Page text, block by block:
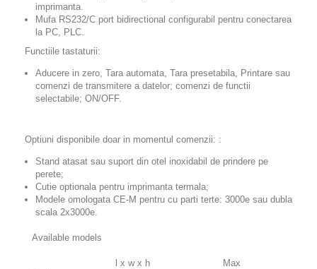
imprimanta.
Mufa RS232/C port bidirectional configurabil pentru conectarea
la PC, PLC.
Functiile tastaturii:
Aducere in zero, Tara automata, Tara presetabila, Printare sau
comenzi de transmitere a datelor; comenzi de functii
selectabile; ON/OFF.
Optiuni disponibile doar in momentul comenzii: :
Stand atasat sau suport din otel inoxidabil de prindere pe
perete;
Cutie optionala pentru imprimanta termala;
Modele omologata CE-M pentru cu parti terte: 3000e sau dubla
scala 2x3000e.
Available models
l x w x h
Max